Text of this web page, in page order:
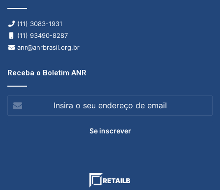
(11) 3083-1931
(11) 93490-8287
anr@anrbrasil.org.br
Receba o Boletim ANR